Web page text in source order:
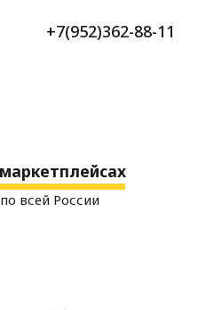
+7(952)362-88-11
всей России